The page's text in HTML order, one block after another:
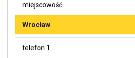
miejscowość
Wrocław
telefon 1